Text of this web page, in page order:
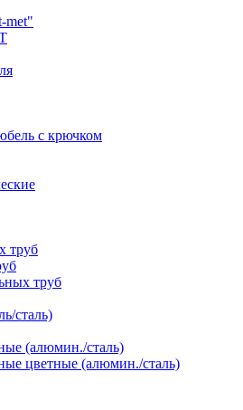
met"
с крючком
труб
труб
сталь)
(алюмин./сталь)
цветные (алюмин./сталь)